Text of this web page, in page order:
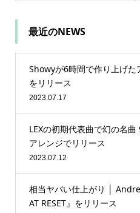
最近のNEWS
Showyが6時間で作り上げた
をリリース
2023.07.17
LEXの初期代表曲で幻の名
アレンジでリリース
2023.07.12
相当ヤバい仕上がり │
AT RESET』をリリース